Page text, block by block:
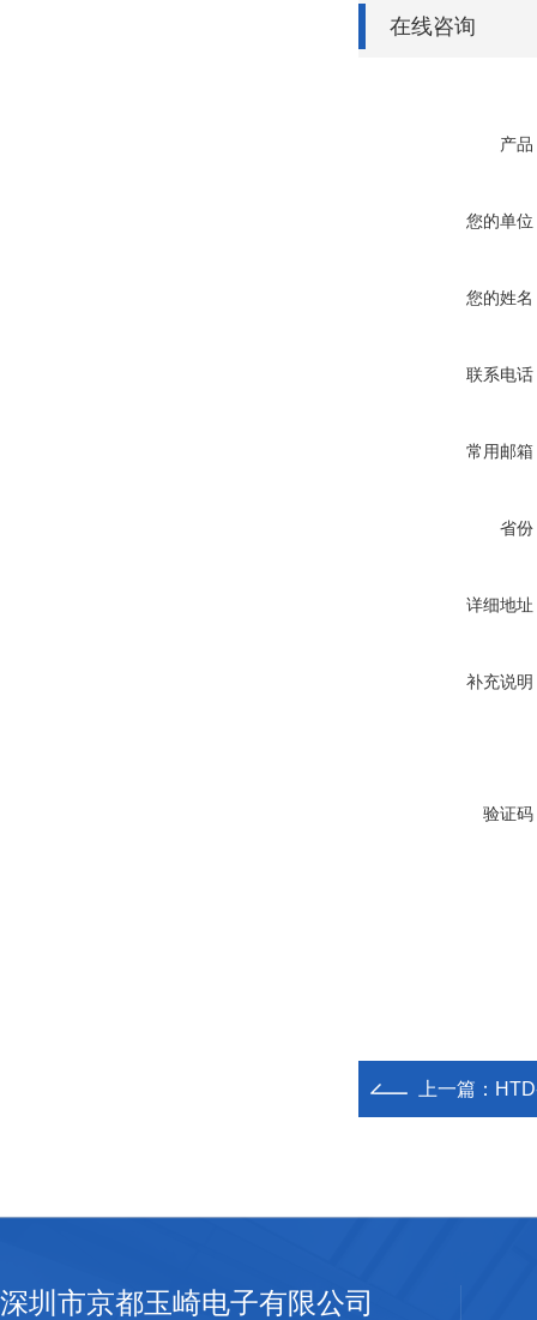
在线咨询
产品
您的单位
您的姓名
联系电话
常用邮箱
省份
详细地址
补充说明
验证码
上一篇：
深圳市京都玉崎电子有限公司